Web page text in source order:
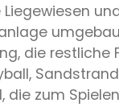
die
zum